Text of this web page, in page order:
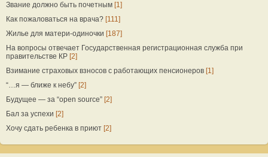
Звание должно быть почетным [1]
Как пожаловаться на врача? [111]
Жилье для матери-одиночки [187]
На вопросы отвечает Государственная регистрационная служба при
правительстве КР [2]
Взимание страховых взносов с работающих пенсионеров [1]
“…я — ближе к небу” [2]
Будущее — за “open source” [2]
Бал за успехи [2]
Хочу сдать ребенка в приют [2]